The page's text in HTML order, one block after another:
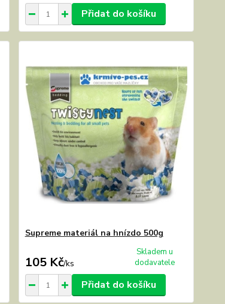
Přidat do košíku
Supreme materiál na hnízdo 500g
105 Kč/ks
Skladem u
dodavatele
Přidat do košíku